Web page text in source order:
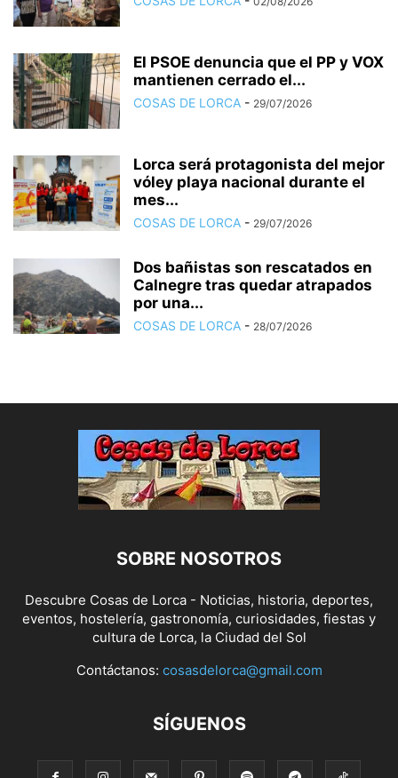
El PSOE denuncia que el PP y VOX
mantienen cerrado el...
COSAS DE LORCA - 29/07/2026
Lorca será protagonista del mejor
vóley playa nacional durante el
mes...
COSAS DE LORCA - 29/07/2026
Dos bañistas son rescatados en
Calnegre tras quedar atrapados
por una...
COSAS DE LORCA - 28/07/2026
SOBRE NOSOTROS
Descubre Cosas de Lorca - Noticias, historia, deportes,
eventos, hostelería, gastronomía, curiosidades, fiestas y
cultura de Lorca, la Ciudad del Sol
Contáctanos: cosasdelorca@gmail.com
SÍGUENOS